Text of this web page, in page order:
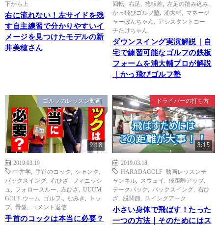
下から上
右に流れない！左サイドを残
す自主練習で分かりやすいイ
メージを見つけたモデルの新
井美穂さん
回転
右足 捻転差 左足の踏み込み
かっ飛びゴルフ塾
浦大輔
マネージ
ャーぼんちゃん
アシスタントコー
チたけちゃん
ダウンスイング実演解説｜自
宅で練習可能なゴルフの鉄板
フォームを浦大輔プロが解説
｜かっ飛びゴルフ塾
ゴルフのレッスン動画
9:18
2019.03.19
中井学
手首のコック シャンク
バックスイング
右ひざ
フィニッシ
ュ
フォロースルー 左ひざ
UUUM
GOLF-ウーム ゴルフ-
なみき
トッ
プ, 骨盤 コメント返信
手首のコックは本当に必要？
ドライバーの打ち方
3:15
2019.03.18
HARADAGOLF 動画レッスンチ
ャンネル
スウェイ 飛距離アップ,
テークバック
バックスイング
右ひ
ざ
股関節 スイングアーク
小さい身体で飛ばす！たった
一つの方法｜そのためにはス